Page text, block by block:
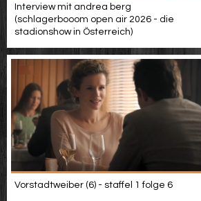
Interview mit andrea berg
(schlagerbooom open air 2026 - die
stadionshow in Österreich)
Vorstadtweiber (6) - staffel 1 folge 6